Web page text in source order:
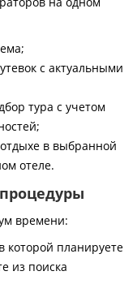
с актуальными
тура с учетом
в выбранной
отеле.
времени:
которой планируете
из поиска